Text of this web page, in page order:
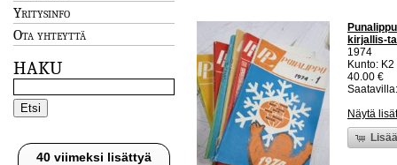
Yritysinfo
Ota yhteyttä
HAKU
40 viimeksi lisättyä
kirjallis-
1974
Kunto:
40.00 €
Näytä